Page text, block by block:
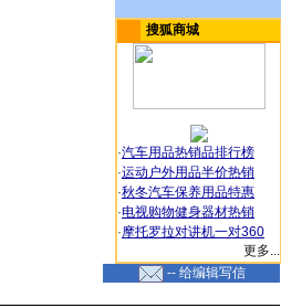
搜狐商城
·汽车用品热销品排行榜
·运动户外用品半价热销
·秋冬汽车保养用品特惠
·电视购物健身器材热销
·摩托罗拉对讲机一对360
更多...
-- 给编辑写信